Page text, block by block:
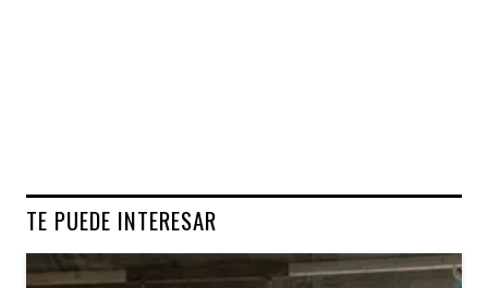
TE PUEDE INTERESAR